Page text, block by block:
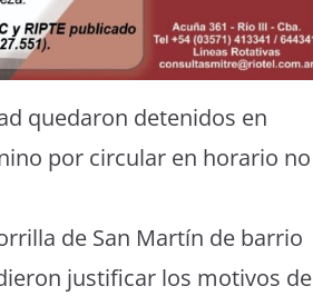
quedaron detenidos en
por circular en horario no
de San Martín de barrio
justificar los motivos de